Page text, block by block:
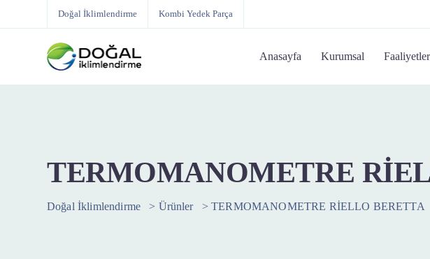
Doğal İklimlendirme Kombi Yedek Parça
Anasayfa Kurumsal Faaliyetler
TERMOMANOMETRE
Doğal İklimlendirme > Ürünler >TERMOMANOMETRE RİELLO BERETTA